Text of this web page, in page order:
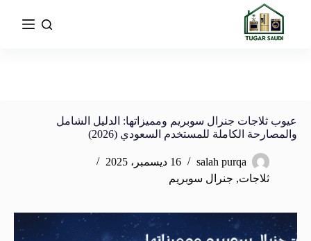
عيوب ثلاجات جنرال سوبريم ومميزاتها: الدليل الشامل
والمصارحة الكاملة للمستخدم السعودي (2026)
salah purqa
16 ديسمبر، 2025
ثلاجات, جنرال سوبريم